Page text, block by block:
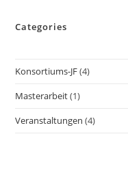
Categories
Konsortiums-JF(4)
Masterarbeit(1)
Veranstaltungen (4)